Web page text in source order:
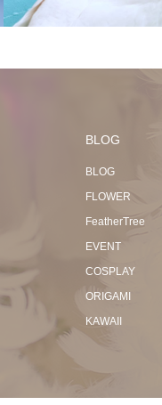
BLOG
BLOG
FLOWER
FeatherTree
EVENT
COSPLAY
ORIGAMI
KAWAII